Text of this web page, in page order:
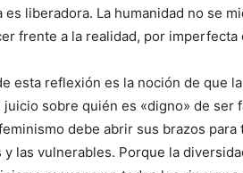
liberadora. La humanidad no se
frente a la realidad, por imperfecta
esta reflexión es la noción de que
sobre quién es «digno» de ser
debe abrir sus brazos para
y las vulnerables. Porque la